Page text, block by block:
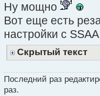
Ну мощно
Вот еще есть
настройки с
Скрытый текст
Последний раз
раз.